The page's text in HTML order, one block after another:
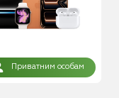
Приватним особам